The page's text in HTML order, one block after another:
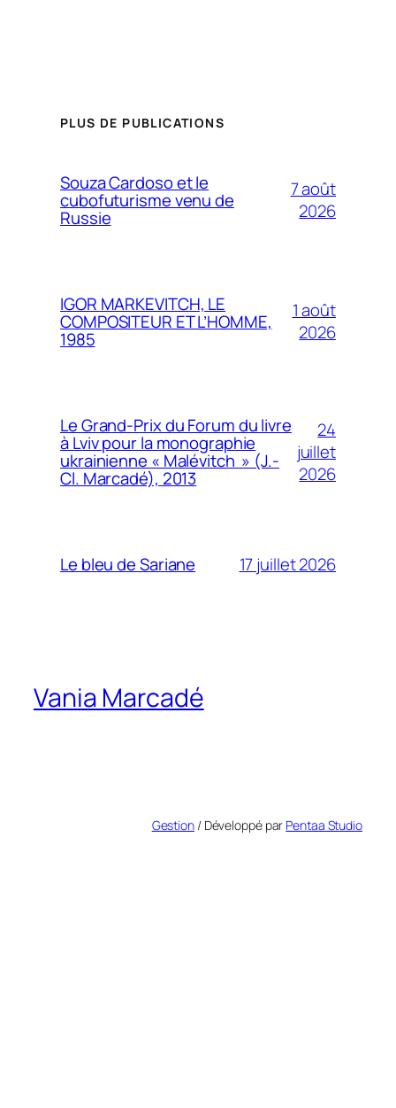
PLUS DE PUBLICATIONS
Souza Cardoso et le
cubofuturisme venu de
Russie
7 août
2026
IGOR MARKEVITCH, LE
COMPOSITEUR ET L’HOMME,
1985
1 août
2026
Le Grand-Prix du Forum du livre
à Lviv pour la monographie
ukrainienne « Malévitch » (J.-
Cl. Marcadé), 2013
24
juillet
2026
Le bleu de Sariane 17 juillet 2026
Vania Marcadé
Gestion/ Développé par Pentaa Studio